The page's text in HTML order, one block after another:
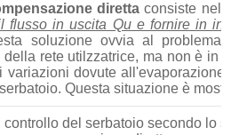
diretta consiste nel
flusso in uscita Qu e fornire in
soluzione ovvia al problema
rete utilzzatrice, ma non è in
variazioni dovute all'evaporazione
Questa situazione è